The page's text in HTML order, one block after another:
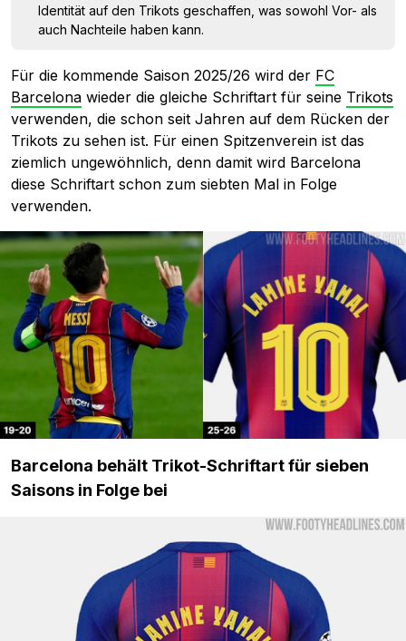
Identität auf den Trikots geschaffen, was sowohl Vor- als
auch Nachteile haben kann.
Für die kommende Saison 2025/26 wird der FC
Barcelona wieder die gleiche Schriftart für seine Trikots
verwenden, die schon seit Jahren auf dem Rücken der
Trikots zu sehen ist. Für einen Spitzenverein ist das
ziemlich ungewöhnlich, denn damit wird Barcelona
diese Schriftart schon zum siebten Mal in Folge
verwenden.
Barcelona behält Trikot-Schriftart für sieben
Saisons in Folge bei